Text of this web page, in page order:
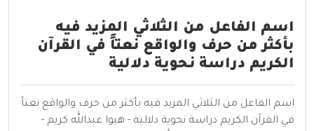
اسم الفاعل من الثلاثي المزيد فيه
بأكثر من حرف والواقع نعتاً في القرآن
الكريم دراسة نحوية دلالية
اسم الفاعل من الثلاثي المزيد فيه بأكثر من حرف والواقع نعتاً
في القرآن الكريم دراسة نحوية دلالية - هيوا عبدالله كريم -